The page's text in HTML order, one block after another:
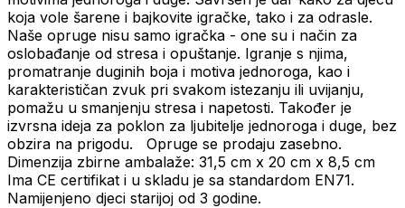
koja vole šarene i bajkovite igračke, tako i za odrasle.
Naše opruge nisu samo igračka - one su i način za
oslobađanje od stresa i opuštanje. Igranje s njima,
promatranje duginih boja i motiva jednoroga, kao i
karakterističan zvuk pri svakom istezanju ili uvijanju,
pomažu u smanjenju stresa i napetosti. Također je
izvrsna ideja za poklon za ljubitelje jednoroga i duge, bez
obzira na prigodu. Opruge se prodaju zasebno.
Dimenzija zbirne ambalaže: 31,5 cm x 20 cm x 8,5 cm
Ima CE certifikat i u skladu je sa standardom EN71.
Namijenjeno djeci starijoj od 3 godine.